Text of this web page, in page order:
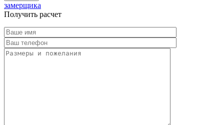
замерщика
Получить расчет